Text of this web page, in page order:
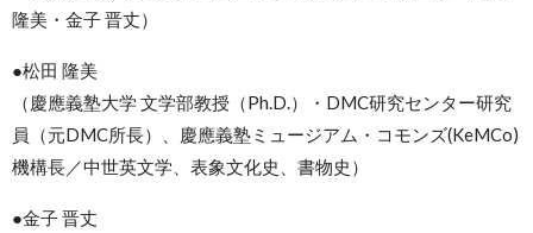
隆美・金子 晋丈）
●松田 隆美
（慶應義塾大学 文学部教授（Ph.D.）・DMC研究センター研究
員（元DMC所長）、慶應義塾ミュージアム・コモンズ(KeMCo)
機構長／中世英文学、表象文化史、書物史）
●金子 晋丈